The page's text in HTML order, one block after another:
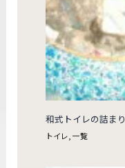
和式トイレの詰まり
トイレ ,一覧